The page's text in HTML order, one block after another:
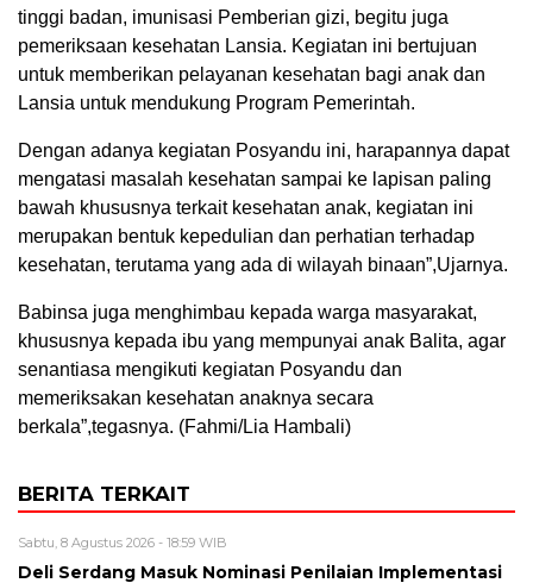
tinggi badan, imunisasi Pemberian gizi, begitu juga
pemeriksaan kesehatan Lansia. Kegiatan ini bertujuan
untuk memberikan pelayanan kesehatan bagi anak dan
Lansia untuk mendukung Program Pemerintah.
Dengan adanya kegiatan Posyandu ini, harapannya dapat
mengatasi masalah kesehatan sampai ke lapisan paling
bawah khususnya terkait kesehatan anak, kegiatan ini
merupakan bentuk kepedulian dan perhatian terhadap
kesehatan, terutama yang ada di wilayah binaan”,Ujarnya.
Babinsa juga menghimbau kepada warga masyarakat,
khususnya kepada ibu yang mempunyai anak Balita, agar
senantiasa mengikuti kegiatan Posyandu dan
memeriksakan kesehatan anaknya secara
berkala”,tegasnya. (Fahmi/Lia Hambali)
BERITA TERKAIT
Sabtu, 8 Agustus 2026 - 18:59 WIB
Deli Serdang Masuk Nominasi Penilaian Implementasi